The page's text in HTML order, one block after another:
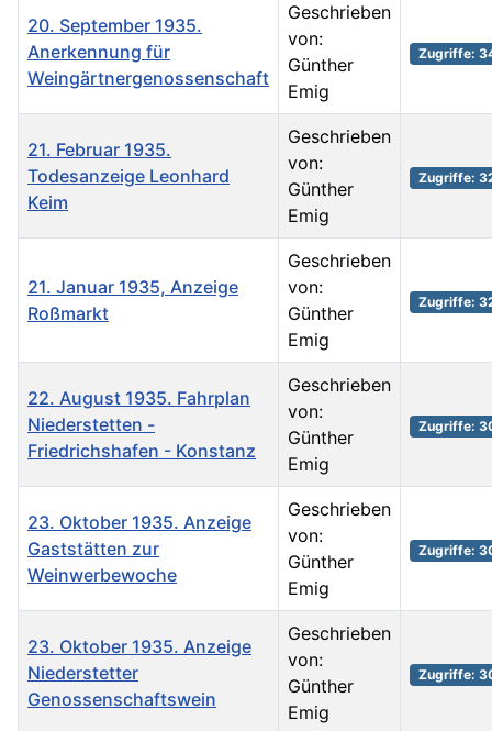
20. September 1935.
Anerkennung für
Weingärtnergenossenschaft
Geschrieben
von:
Günther
Emig
Zugriffe:
21. Februar 1935.
Todesanzeige Leonhard
Keim
Geschrieben
von:
Günther
Emig
Zugriffe:
21. Januar 1935, Anzeige
Roßmarkt
Geschrieben
von:
Günther
Emig
Zugriffe:
22. August 1935. Fahrplan
Niederstetten -
Friedrichshafen - Konstanz
Geschrieben
von:
Günther
Emig
Zugriffe:
23. Oktober 1935. Anzeige
Gaststätten zur
Weinwerbewoche
Geschrieben
von:
Günther
Emig
Zugriffe:
23. Oktober 1935. Anzeige
Niederstetter
Genossenschaftswein
Geschrieben
von:
Günther
Emig
Zugriffe: